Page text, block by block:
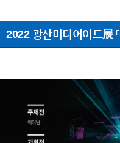
2022 광산미디어아트展 「